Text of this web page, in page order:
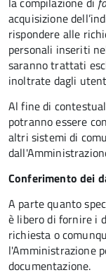
acquisizione
rispondere alle
personali inseriti
saranno trattati
inoltrate dagli
Al fine di
potranno essere
altri sistemi di
Conferimento dei
A parte quanto
è libero di fornire i
richiesta o
l'Amministrazione
documentazione.